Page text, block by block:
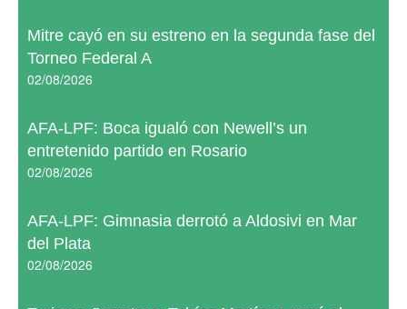
Mitre cayó en su estreno en la segunda fase del
Torneo Federal A
02/08/2026
AFA-LPF: Boca igualó con Newell’s un
entretenido partido en Rosario
02/08/2026
AFA-LPF: Gimnasia derrotó a Aldosivi en Mar
del Plata
02/08/2026